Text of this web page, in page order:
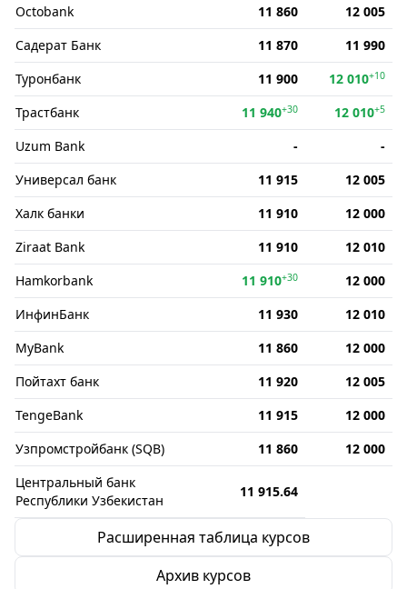
Octobank 11 860
12 005
Садерат Банк
11 870
11 990
Туронбанк
11 900 12 010+10
Трастбанк 11 940+30 12 010+5
Uzum Bank -
-
Универсал банк
11 915
12 005
Халк банки
11 910
12 000
Ziraat Bank
11 910
12 010
Hamkorbank
11 910+30
12 000
ИнфинБанк
11 930
12 010
MyBank
11 860
12 000
Пойтахт банк
11 920
12 005
TengeBank
11 915
12 000
Узпромстройбанк (SQB)
11 860
12 000
Центральный банк
Республики Узбекистан
11 915.64
Расширенная таблица курсов
Архив курсов